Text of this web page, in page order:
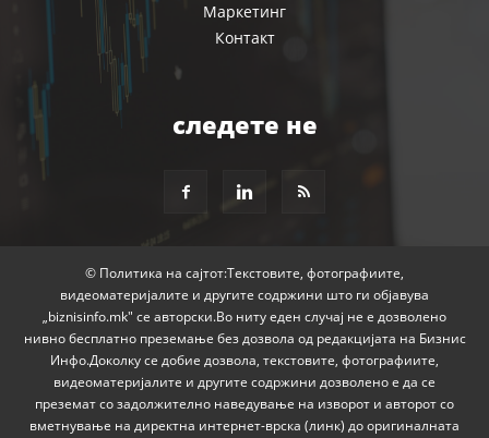
Маркетинг
Контакт
следете не
© Политика на сајтот:Текстовите, фотографиите,
видеоматеријалите и другите содржини што ги објавува
„biznisinfo.mk" се авторски.Во ниту еден случај не е дозволено
нивно бесплатно преземање без дозвола од редакцијата на Бизнис
Инфо.Доколку се добие дозвола, текстовите, фотографиите,
видеоматеријалите и другите содржини дозволено е да се
преземат со задолжително наведување на изворот и авторот со
вметнување на директна интернет-врска (линк) до оригиналната